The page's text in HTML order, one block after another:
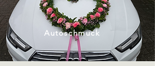
Autoschmuck